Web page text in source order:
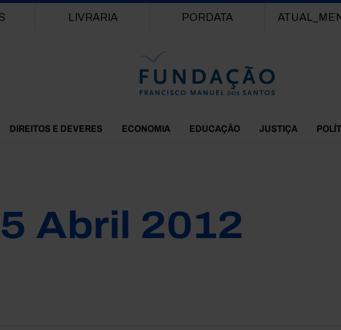
LIVRARIA PORDATA
DIREITOS E DEVERES ECONOMIA EDUCAÇÃO JUSTIÇA
Abril 2012